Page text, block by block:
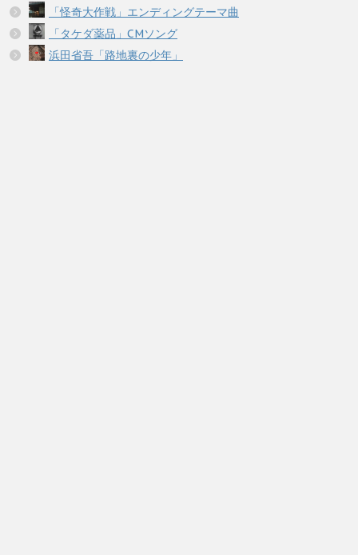
「怪奇大作戦」エンディングテーマ曲
「タケダ薬品」CMソング
浜田省吾「路地裏の少年」